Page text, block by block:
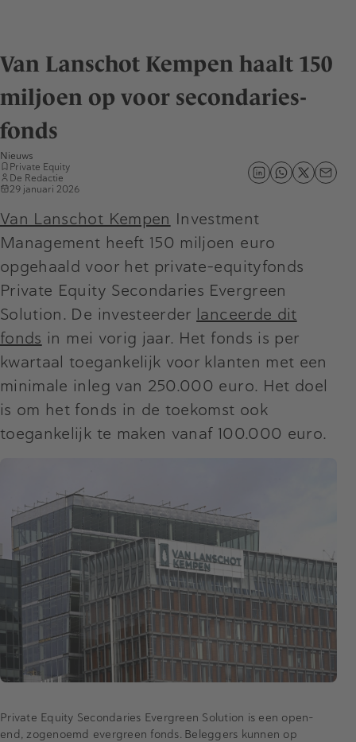
Van Lanschot Kempen haalt 150
miljoen op voor secondaries-
fonds
Nieuws
Private Equity
De Redactie
29 januari 2026
Van Lanschot Kempen Investment
Management heeft 150 miljoen euro
opgehaald voor het private-equityfonds
Private Equity Secondaries Evergreen
Solution. De investeerder lanceerde dit
fonds in mei vorig jaar. Het fonds is per
kwartaal toegankelijk voor klanten met een
minimale inleg van 250.000 euro. Het doel
is om het fonds in de toekomst ook
toegankelijk te maken vanaf 100.000 euro.
Private Equity Secondaries Evergreen Solution is een open-
end, zogenoemd evergreen fonds. Beleggers kunnen op